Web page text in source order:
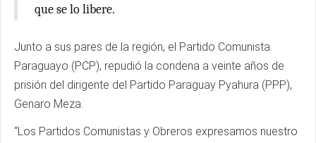
que se lo libere.
Junto a sus pares de la región, el Partido Comunista
Paraguayo (PCP), repudió la condena a veinte años de
prisión del dirigente del Partido Paraguay Pyahura (PPP),
Genaro Meza.
“Los Partidos Comunistas y Obreros expresamos nuestro